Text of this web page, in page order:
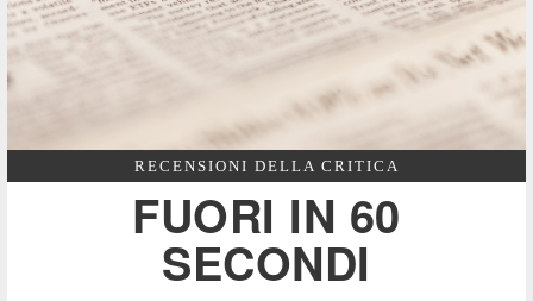
RECENSIONI DELLA CRITICA
FUORI IN 60
SECONDI